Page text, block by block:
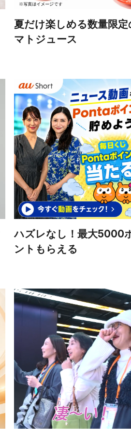
夏だけ楽しめる数量限
マトジュース
ハズレなし！最大5000
ントもらえる